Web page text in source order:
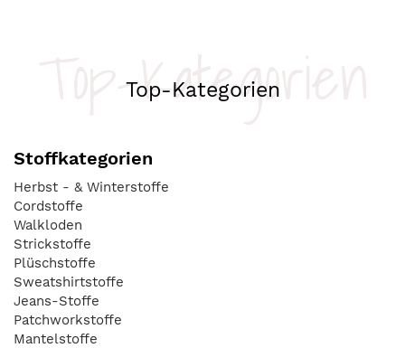
Top-Kategorien
Top-Kategorien
Stoffkategorien
Herbst - & Winterstoffe
Cordstoffe
Walkloden
Strickstoffe
Plüschstoffe
Sweatshirtstoffe
Jeans-Stoffe
Patchworkstoffe
Mantelstoffe